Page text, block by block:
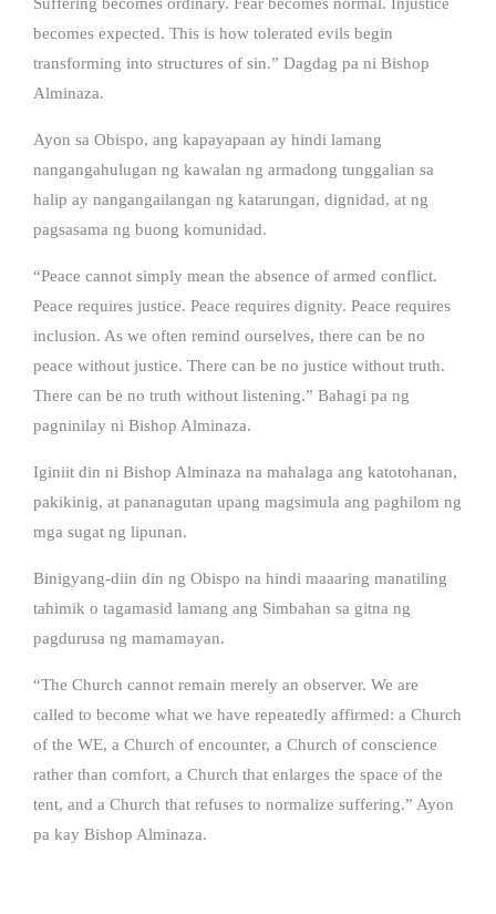
becomes expected. This is how tolerated evils begin
transforming into structures of sin.” Dagdag pa ni Bishop
Alminaza.
Ayon sa Obispo, ang kapayapaan ay hindi lamang
nangangahulugan ng kawalan ng armadong tunggalian sa
halip ay nangangailangan ng katarungan, dignidad, at ng
pagsasama ng buong komunidad.
“Peace cannot simply mean the absence of armed conflict.
Peace requires justice. Peace requires dignity. Peace requires
inclusion. As we often remind ourselves, there can be no
peace without justice. There can be no justice without truth.
There can be no truth without listening.” Bahagi pa ng
pagninilay ni Bishop Alminaza.
Iginiit din ni Bishop Alminaza na mahalaga ang katotohanan,
pakikinig, at pananagutan upang magsimula ang paghilom ng
mga sugat ng lipunan.
Binigyang-diin din ng Obispo na hindi maaaring manatiling
tahimik o tagamasid lamang ang Simbahan sa gitna ng
pagdurusa ng mamamayan.
“The Church cannot remain merely an observer. We are
called to become what we have repeatedly affirmed: a Church
of the WE, a Church of encounter, a Church of conscience
rather than comfort, a Church that enlarges the space of the
tent, and a Church that refuses to normalize suffering.” Ayon
pa kay Bishop Alminaza.